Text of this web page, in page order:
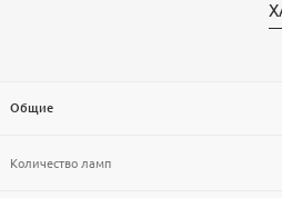
Общие
Количество ламп